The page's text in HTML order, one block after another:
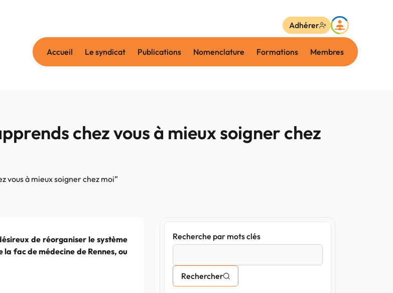
Accueil Le syndicat Publications Nomenclature Formations Membres
Adhérer
chez vous à mieux soigner chez
vous à mieux soigner chez moi”
de réorganiser le système
la fac de médecine de Rennes, ou
Recherche par mots clés
Rechercher